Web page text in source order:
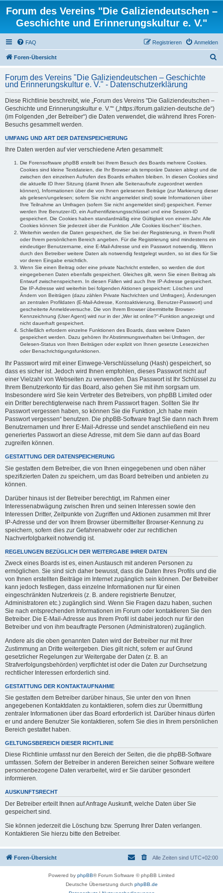
Forum des Vereins "Die Galiziendeutschen –
Geschichte und Erinnerungskultur e. V."
FAQ Anmelden
Registrieren
Foren-Übersicht
h
Forum des Vereins "Die Galiziendeutschen – Geschichte
und Erinnerungskultur e. V." - Datenschutzerklärung
Diese Richtlinie beschreibt, wie „Forum des Vereins "Die Galiziendeutschen –
Geschichte und Erinnerungskultur e. V."“ („https://forum.galizien-deutsche.de“)
(im Folgenden „der Betreiber“) die Daten verwendet, die während Ihres Foren-
Besuchs gesammelt werden.
UMFANG UND ART DER DATENSPEICHERUNG
Ihre Daten werden auf vier verschiedene Arten gesammelt:
Die Forensoftware phpBB erstellt bei Ihrem Besuch des Boards mehrere Cookies.
Cookies sind kleine Textdateien, die Ihr Browser als temporäre Dateien ablegt und die
zwischen den einzelnen Aufrufen des Boards erhalten bleiben. In diesen Cookies sind
die aktuelle ID Ihrer Sitzung (damit Ihnen alle Seitenaufrufe zugeordnet werden
können), Informationen über die von Ihnen gelesenen Beiträge (zur Markierung dieser
als gelesen/ungelesen; sofern Sie nicht angemeldet sind) sowie Informationen über
Ihre Teilnahme an Umfragen (sofern Sie nicht angemeldet sind) gespeichert. Ferner
werden Ihre Benutzer-ID, ein Authentifizierungsschlüssel und eine Session-ID
gespeichert. Die Cookies haben standardmäßig eine Gültigkeit von einem Jahr. Alle
Cookies können Sie jederzeit über die Funktion „Alle Cookies löschen“ löschen.
Weiterhin werden die Daten gespeichert, die Sie bei der Registrierung, in Ihrem Profil
oder Ihrem persönlichem Bereich angeben. Für die Registrierung sind mindestens ein
eindeutiger Benutzername, eine E-Mail-Adresse und ein Passwort notwendig. Wenn
durch den Betreiber weitere Daten als notwendig festgelegt wurden, so ist dies für Sie
vor deren Eingabe ersichtlich.
Wenn Sie einen Beitrag oder eine private Nachricht erstellen, so werden die dort
eingegebenen Daten ebenfalls gespeichert. Gleiches gilt, wenn Sie einen Beitrag als
Entwurf zwischenspeichern. In diesen Fällen wird auch Ihre IP-Adresse gespeichert.
Die IP-Adresse wird weiterhin bei folgenden Aktionen gespeichert: Löschen und
Ändern von Beiträgen (dazu zählen Private Nachrichten und Umfragen), Änderungen
an zentralen Profildaten (E-Mail-Adresse, Kontoaktivierung, Benutzer-Passwort) und
gescheiterte Anmeldeversuche. Die von Ihrem Browser übermittelte Browser-
Kennzeichnung (User Agent) wird nur in der „Wer ist online?“-Funktion angezeigt und
nicht dauerhaft gespeichert.
Schließlich erfordern einzelne Funktionen des Boards, dass weitere Daten
gespeichert werden. Dazu gehören Ihr Abstimmungsverhalten bei Umfragen, der
Gelesen-Status von Ihren Beiträgen oder explizit von Ihnen gesetzte Lesezeichen
oder Benachrichtigungsfunktionen.
Ihr Passwort wird mit einer Einwege-Verschlüsselung (Hash) gespeichert, so
dass es sicher ist. Jedoch wird Ihnen empfohlen, dieses Passwort nicht auf
einer Vielzahl von Webseiten zu verwenden. Das Passwort ist Ihr Schlüssel zu
Ihrem Benutzerkonto für das Board, also gehen Sie mit ihm sorgsam um.
Insbesondere wird Sie kein Vertreter des Betreibers, von phpBB Limited oder
ein Dritter berechtigterweise nach Ihrem Passwort fragen. Sollten Sie Ihr
Passwort vergessen haben, so können Sie die Funktion „Ich habe mein
Passwort vergessen“ benutzen. Die phpBB-Software fragt Sie dann nach Ihrem
Benutzernamen und Ihrer E-Mail-Adresse und sendet anschließend ein neu
generiertes Passwort an diese Adresse, mit dem Sie dann auf das Board
zugreifen können.
GESTATTUNG DER DATENSPEICHERUNG
Sie gestatten dem Betreiber, die von Ihnen eingegebenen und oben näher
spezifizierten Daten zu speichern, um das Board betreiben und anbieten zu
können.
Darüber hinaus ist der Betreiber berechtigt, im Rahmen einer
Interessenabwägung zwischen Ihren und seinen Interessen sowie den
Interessen Dritter, Zeitpunkte von Zugriffen und Aktionen zusammen mit Ihrer
IP-Adresse und der von Ihrem Browser übermittelter Browser-Kennung zu
speichern, sofern dies zur Gefahrenabwehr oder zur rechtlichen
Nachverfolgbarkeit notwendig ist.
REGELUNGEN BEZÜGLICH DER WEITERGABE IHRER DATEN
Zweck eines Boards ist es, einen Austausch mit anderen Personen zu
ermöglichen. Sie sind sich daher bewusst, dass die Daten Ihres Profils und die
von Ihnen erstellten Beiträge im Internet zugänglich sein können. Der Betreiber
kann jedoch festlegen, dass einzelne Informationen nur für einen
eingeschränkten Nutzerkreis (z. B. andere registrierte Benutzer,
Administratoren etc.) zugänglich sind. Wenn Sie Fragen dazu haben, suchen
Sie nach entsprechenden Informationen im Forum oder kontaktieren Sie den
Betreiber. Die E-Mail-Adresse aus Ihrem Profil ist dabei jedoch nur für den
Betreiber und von ihm beauftragte Personen (Administratoren) zugänglich.
Andere als die oben genannten Daten wird der Betreiber nur mit Ihrer
Zustimmung an Dritte weitergeben. Dies gilt nicht, sofern er auf Grund
gesetzlicher Regelungen zur Weitergabe der Daten (z. B. an
Strafverfolgungsbehörden) verpflichtet ist oder die Daten zur Durchsetzung
rechtlicher Interessen erforderlich sind.
GESTATTUNG DER KONTAKTAUFNAHME
Sie gestatten dem Betreiber darüber hinaus, Sie unter den von Ihnen
angegebenen Kontaktdaten zu kontaktieren, sofern dies zur Übermittlung
zentraler Informationen über das Board erforderlich ist. Darüber hinaus dürfen
er und andere Benutzer Sie kontaktieren, sofern Sie dies in Ihrem persönlichen
Bereich gestattet haben.
GELTUNGSBEREICH DIESER RICHTLINIE
Diese Richtlinie umfasst nur den Bereich der Seiten, die die phpBB-Software
umfassen. Sofern der Betreiber in anderen Bereichen seiner Software weitere
personenbezogene Daten verarbeitet, wird er Sie darüber gesondert
informieren.
AUSKUNFTSRECHT
Der Betreiber erteilt Ihnen auf Anfrage Auskunft, welche Daten über Sie
gespeichert sind.
Sie können jederzeit die Löschung bzw. Sperrung Ihrer Daten verlangen.
Kontaktieren Sie hierzu bitte den Betreiber.
Foren-Übersicht Alle Zeiten sind UTC+02:00
Powered by phpBB® Forum Software © phpBB Limited
Deutsche Übersetzung durch phpBB.de